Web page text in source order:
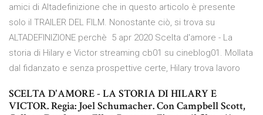
amici di Altadefinizione che in questo articolo è presente
solo il TRAILER DEL FILM. Nonostante ciò, si trova su
ALTADEFINIZIONE perchè 5 apr 2020 Scelta d'amore - La
storia di Hilary e Victor streaming cb01 su cineblog01. Mollata
dal fidanzato e senza prospettive certe, Hilary trova lavoro
SCELTA D'AMORE - LA STORIA DI HILARY E
VICTOR. Regia: Joel Schumacher. Con Campbell Scott,